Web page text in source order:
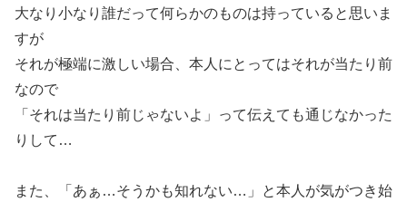
大なり小なり誰だって何らかのものは持っていると思いま
すが
それが極端に激しい場合、本人にとってはそれが当たり前
なので
「それは当たり前じゃないよ」って伝えても通じなかった
りして…
また、「あぁ…そうかも知れない…」と本人が気がつき始